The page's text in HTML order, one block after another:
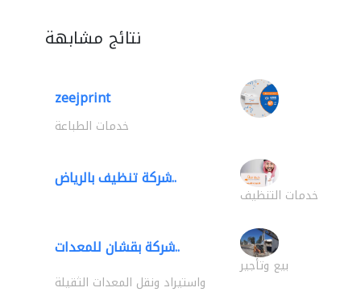
نتائج مشابهة
zeejprint
خدمات الطباعة
شركة تنظيف بالرياض..
خدمات التنظيف
شركة بقشان للمعدات..
بيع وتأجير
واستيراد ونقل المعدات الثقيلة